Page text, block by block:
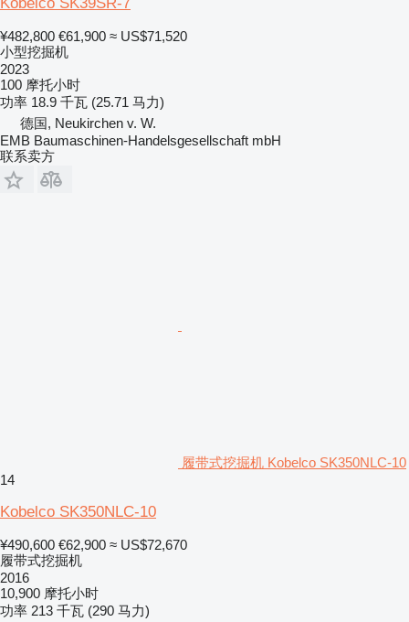
¥482,800 €61,900 ≈ US$71,520
小型挖掘机
2023
100 摩托小时
功率 18.9 千瓦 (25.71 马力)
德国, Neukirchen v. W.
EMB Baumaschinen-Handelsgesellschaft mbH
联系卖方
履带式挖掘机 Kobelco SK350NLC-10
14
Kobelco SK350NLC-10
¥490,600 €62,900 ≈ US$72,670
履带式挖掘机
2016
10,900 摩托小时
功率 213 千瓦 (290 马力)